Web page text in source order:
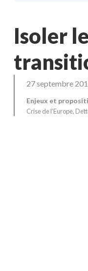
Isoler
27 septembre
Enjeux et
Crise de l’Europe,